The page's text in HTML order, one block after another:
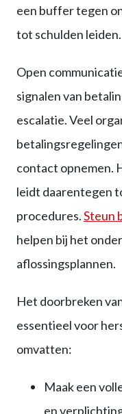
een buffer tegen
tot schulden leiden.
Open
signalen van
escalatie. Veel
contact opnemen.
leidt daarentegen
procedures.Steun
helpen bij het
aflossingsplannen.
Het doorbreken
essentieel voor
omvatten:
Maak een
en